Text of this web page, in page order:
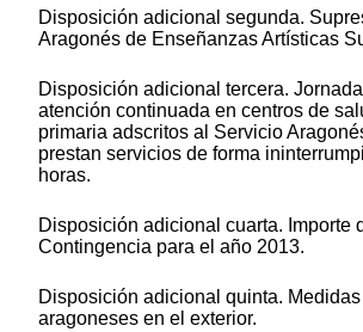
Disposición adicional segunda.
Aragonés de Enseñanzas Artísticas
Disposición adicional tercera.
atención continuada en centros de
primaria adscritos al Servicio
prestan servicios de forma
horas.
Disposición adicional cuarta. Importe
Contingencia para el año 2013.
Disposición adicional quinta.
aragoneses en el exterior.